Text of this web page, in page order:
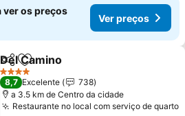
ver os preços
Ver preços
PartilharAdicionar aos favoritos
Del Camino
4 Estrelas
8,7 Excelente
738
a 3.5 km de Centro da cidade
Restaurante no local com serviço de quarto